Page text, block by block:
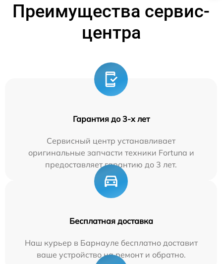
Преимущества сервис-
центра
Гарантия до 3-х лет
Сервисный центр устанавливает
оригинальные запчасти техники Fortuna и
предоставляет гарантию до 3 лет.
Бесплатная доставка
Наш курьер в Барнауле бесплатно доставит
ваше устройство на ремонт и обратно.